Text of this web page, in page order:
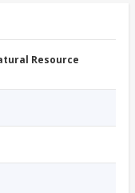
Resource